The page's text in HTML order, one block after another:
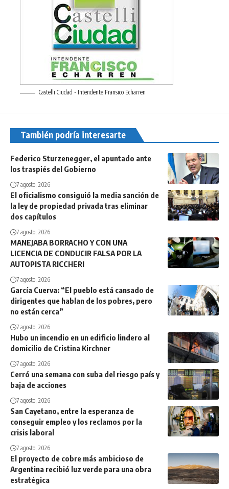
Castelli Ciudad - Intendente Fransico Echarren
También podría interesarte
Federico Sturzenegger, el apuntado ante
los traspiés del Gobierno
7 agosto, 2026
El oficialismo consiguió la media sanción de
la ley de propiedad privada tras eliminar
dos capítulos
7 agosto, 2026
MANEJABA BORRACHO Y CON UNA
LICENCIA DE CONDUCIR FALSA POR LA
AUTOPISTA RICCHERI
7 agosto, 2026
García Cuerva: “El pueblo está cansado de
dirigentes que hablan de los pobres, pero
no están cerca”
7 agosto, 2026
Hubo un incendio en un edificio lindero al
domicilio de Cristina Kirchner
7 agosto, 2026
Cerró una semana con suba del riesgo país y
baja de acciones
7 agosto, 2026
San Cayetano, entre la esperanza de
conseguir empleo y los reclamos por la
crisis laboral
7 agosto, 2026
El proyecto de cobre más ambicioso de
Argentina recibió luz verde para una obra
estratégica